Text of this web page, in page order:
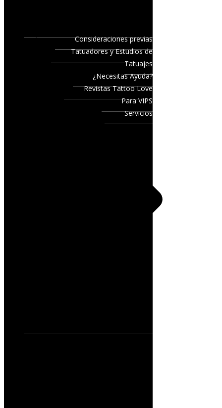
Consideraciones previas
Tatuadores y Estudios de
Tatuajes
¿Necesitas Ayuda?
Revistas Tattoo Love
Para VIPS
Servicios